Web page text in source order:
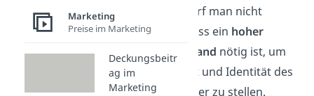
Außerdem darf man nicht
vergessen, dass ein hoher
Kontrollaufwand nötig ist, um
Einheitlichkeit und Identität des
Konzepts sicher zu stellen.
Marketing
Preise im Marketing
Deckungsbeitr
ag im
Marketing